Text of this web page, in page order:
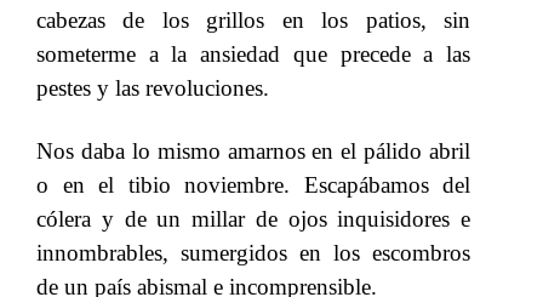
cabezas de los grillos en los patios, sin
someterme a la ansiedad que precede a las
pestes y las revoluciones.
Nos daba lo mismo amarnos en el pálido abril
o en el tibio noviembre. Escapábamos del
cólera y de un millar de ojos inquisidores e
innombrables, sumergidos en los escombros
de un país abismal e incomprensible.